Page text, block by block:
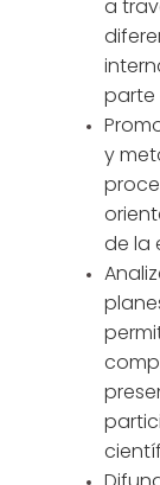
a
parte
y
de la